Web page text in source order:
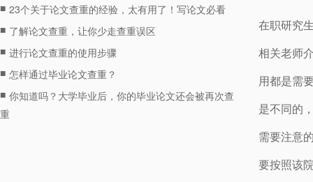
■ 23个关于论文查重的经验，太有用了！写论文必看
■ 了解论文查重，让你少走查重误区
■ 进行论文查重的使用步骤
■ 怎样通过毕业论文查重？
■ 你知道吗？大学毕业后，你的毕业论文还会被再次查
重
在职研究
相关老师
用都是需
是不同的
需要注意
要按照该